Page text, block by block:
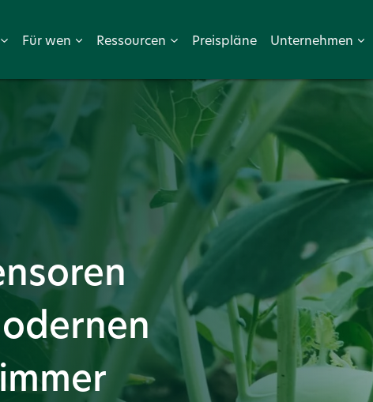
Für wen Ressourcen Preispläne Unternehmen